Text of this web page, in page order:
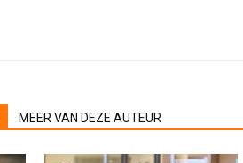
MEER VAN DEZE AUTEUR